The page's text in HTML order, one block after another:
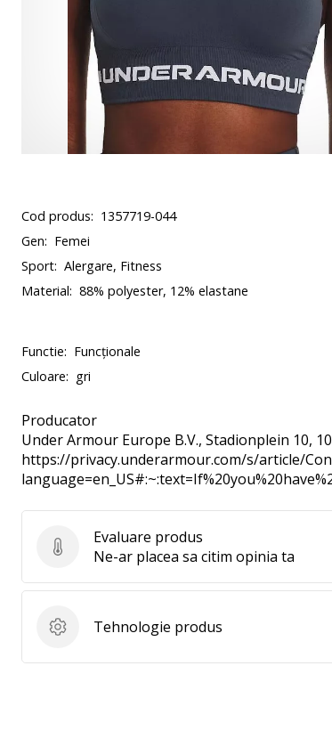
Cod produs: 1357719-044
Gen: Femei
Sport: Alergare, Fitness
Material: 88% polyester, 12% elastane
Functie: Funcționale
Culoare: gri
Producator
Under Armour Europe B.V., Stadionplein 10,
https://privacy.underarmour.com/s/article/
Evaluare produs
Evaluare produs
Ne-ar placea sa citim opinia ta
Tehnologie produs
Tehnologie produs